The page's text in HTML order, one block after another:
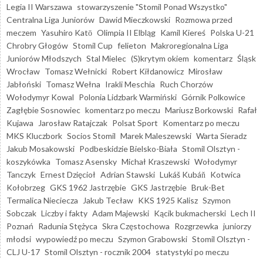
Legia II Warszawa stowarzyszenie "Stomil Ponad Wszystko"
Centralna Liga Juniorów Dawid Mieczkowski Rozmowa przed
meczem Yasuhiro Katō Olimpia II Elbląg Kamil Kiereś Polska U-21
Chrobry Głogów Stomil Cup felieton Makroregionalna Liga
Juniorów Młodszych Stal Mielec (S)krytym okiem komentarz Śląsk
Wrocław Tomasz Wełnicki Robert Kiłdanowicz Mirosław
Jabłoński Tomasz Wełna Irakli Meschia Ruch Chorzów
Wołodymyr Kowal Polonia Lidzbark Warmiński Górnik Polkowice
Zagłębie Sosnowiec komentarz po meczu Mariusz Borkowski Rafał
Kujawa
Jarosław Ratajczak Polsat Sport Komentarz po meczu
MKS Kluczbork Socios Stomil Marek Maleszewski Warta Sieradz
Jakub Mosakowski Podbeskidzie Bielsko-Biała Stomil Olsztyn -
koszykówka Tomasz Asensky Michał Kraszewski Wołodymyr
Tanczyk Ernest Dzięcioł Adrian Stawski Lukáš Kubáň Kotwica
Kołobrzeg GKS 1962 Jastrzębie GKS Jastrzębie Bruk-Bet
Termalica Nieciecza
Jakub Tecław KKS 1925 Kalisz Szymon
Sobczak Liczby i fakty Adam Majewski Kącik bukmacherski Lech II
Poznań Radunia Stężyca Skra Częstochowa Rozgrzewka juniorzy
młodsi wypowiedź po meczu Szymon Grabowski Stomil Olsztyn -
CLJ U-17 Stomil Olsztyn - rocznik 2004 statystyki po meczu